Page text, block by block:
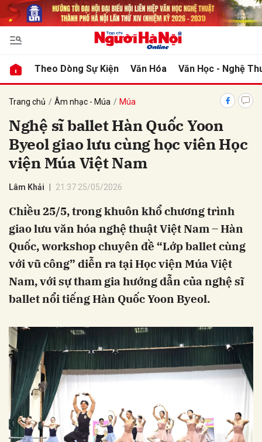
Theo Dòng Sự Kiện Văn Hóa Văn Học - Nghệ
Trang chủ Âm nhạc - Múa Múa
Nghệ sĩ ballet Hàn Quốc Yoon
Byeol giao lưu cùng học viên Học
viện Múa Việt Nam
Lâm Khải 21:37 25/05/2026
Chiều 25/5, trong khuôn khổ chương trình
giao lưu văn hóa nghệ thuật Việt Nam – Hàn
Quốc, workshop chuyên đề “Lớp ballet cùng
với vũ công” diễn ra tại Học viện Múa Việt
Nam, với sự tham gia hướng dẫn của nghệ sĩ
ballet nổi tiếng Hàn Quốc Yoon Byeol.
luận